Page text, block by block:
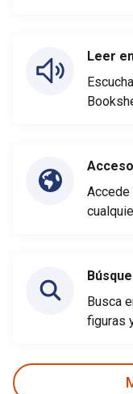
Leer
Accede
Busca
figuras